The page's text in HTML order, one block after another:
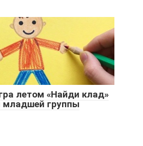
летом «Найди клад»
младшей группы